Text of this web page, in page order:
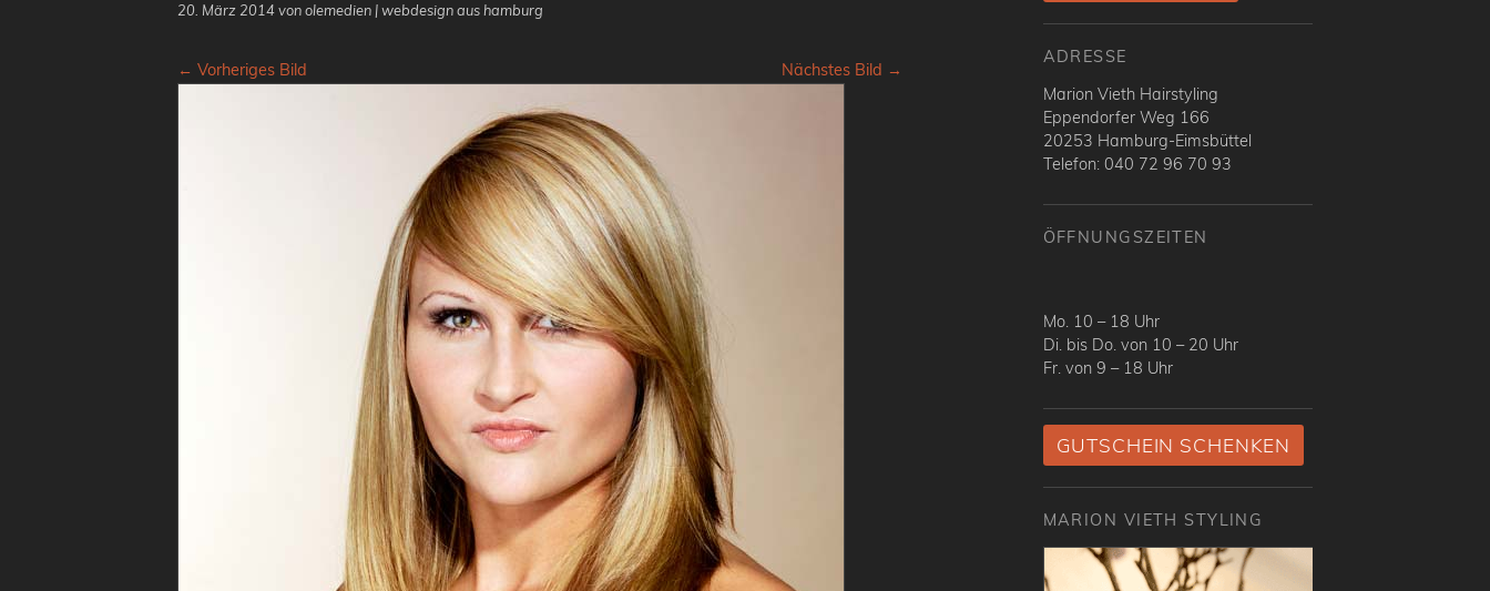
20. März 2014von olemedien | webdesign aus hamburg
← Vorheriges Bild Nächstes Bild →
ADRESSE
Marion Vieth Hairstyling
Eppendorfer Weg 166
20253 Hamburg-Eimsbüttel
Telefon: 040 72 96 70 93
ÖFFNUNGSZEITEN
Mo. 10 – 18 Uhr
Di. bis Do. von 10 – 20 Uhr
Fr. von 9 – 18 Uhr
GUTSCHEIN SCHENKEN
MARION VIETH STYLING